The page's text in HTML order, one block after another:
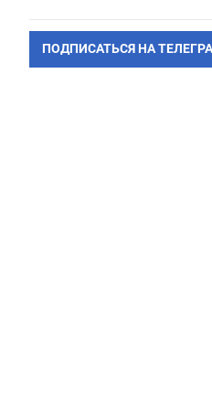
ПОДПИСАТЬСЯ НА